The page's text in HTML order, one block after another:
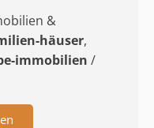
&
häuser,
immobilien /